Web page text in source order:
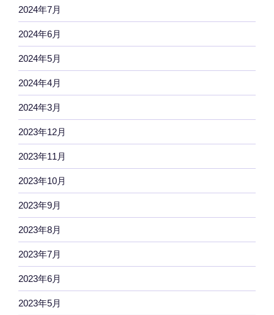
2024年7月
2024年6月
2024年5月
2024年4月
2024年3月
2023年12月
2023年11月
2023年10月
2023年9月
2023年8月
2023年7月
2023年6月
2023年5月